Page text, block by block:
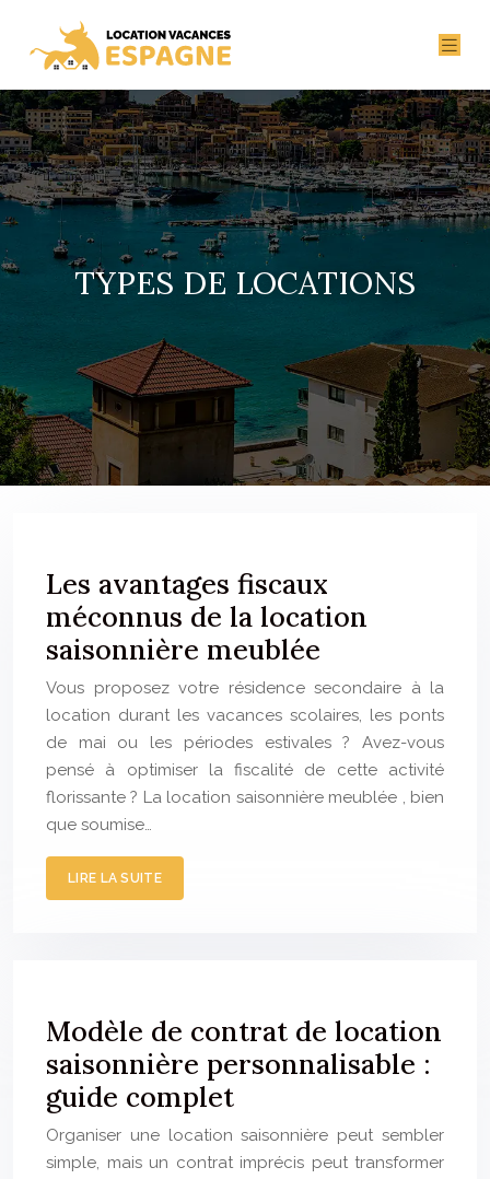
TYPES DE LOCATIONS
Les avantages fiscaux
méconnus de la location
saisonnière meublée
Vous proposez votre résidence secondaire à la
location durant les vacances scolaires, les ponts
de mai ou les périodes estivales ? Avez-vous
pensé à optimiser la fiscalité de cette activité
florissante ? La location saisonnière meublée , bien
que soumise…
LIRE LA SUITE
Modèle de contrat de location
saisonnière personnalisable :
guide complet
Organiser une location saisonnière peut sembler
simple, mais un contrat imprécis peut transformer